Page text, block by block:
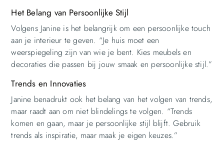
Het Belang van Persoonlijke Stijl
Volgens Janine is het belangrijk om een persoonlijke touch
aan je interieur te geven. “Je huis moet een
weerspiegeling zijn van wie je bent. Kies meubels en
decoraties die passen bij jouw smaak en persoonlijke stijl.”
Trends en Innovaties
Janine benadrukt ook het belang van het volgen van trends,
maar raadt aan om niet blindelings te volgen. “Trends
komen en gaan, maar je persoonlijke stijl blijft. Gebruik
trends als inspiratie, maar maak je eigen keuzes.”